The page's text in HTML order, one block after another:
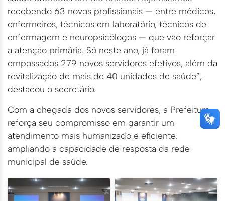
recebendo 63 novos profissionais — entre médicos,
enfermeiros, técnicos em laboratório, técnicos de
enfermagem e neuropsicólogos — que vão reforçar
a atenção primária. Só neste ano, já foram
empossados 279 novos servidores efetivos, além da
revitalização de mais de 40 unidades de saúde”,
destacou o secretário.
Com a chegada dos novos servidores, a Prefeitura
reforça seu compromisso em garantir um
atendimento mais humanizado e eficiente,
ampliando a capacidade de resposta da rede
municipal de saúde.